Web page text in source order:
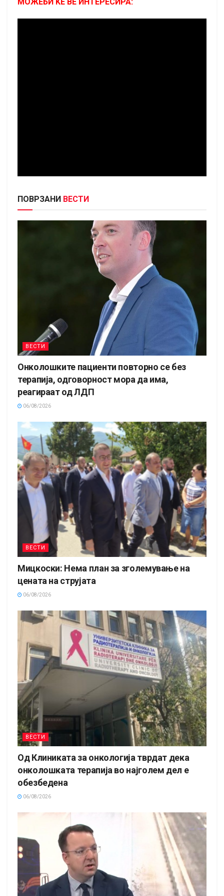
ПОВРЗАНИ ВЕСТИ
ВЕСТИ
Онколошките пациенти повторно се без
терапија, одговорност мора да има,
реагираат од ЛДП
06/08/2026
ВЕСТИ
Мицкоски: Нема план за зголемување на
цената на струјата
06/08/2026
ВЕСТИ
Од Клиниката за онкологија тврдат дека
онколошката терапија во најголем дел е
обезбедена
06/08/2026